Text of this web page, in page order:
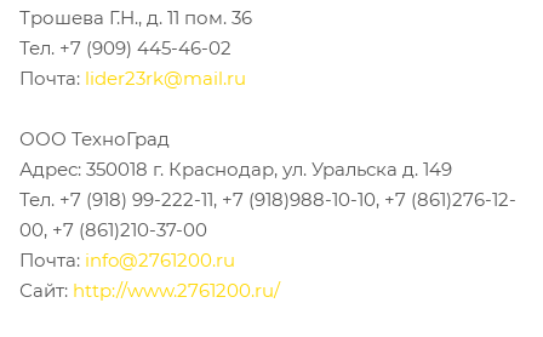
Трошева Г.Н., д. 11 пом. 36
Тел. +7 (909) 445-46-02
Почта: lider23rk@mail.ru
ООО ТехноГрад
Адрес: 350018 г. Краснодар, ул. Уральска д. 149
Тел. +7 (918) 99-222-11, +7 (918)988-10-10, +7 (861)276-12-
00, +7 (861)210-37-00
Почта: info@2761200.ru
Сайт: http://www.2761200.ru/